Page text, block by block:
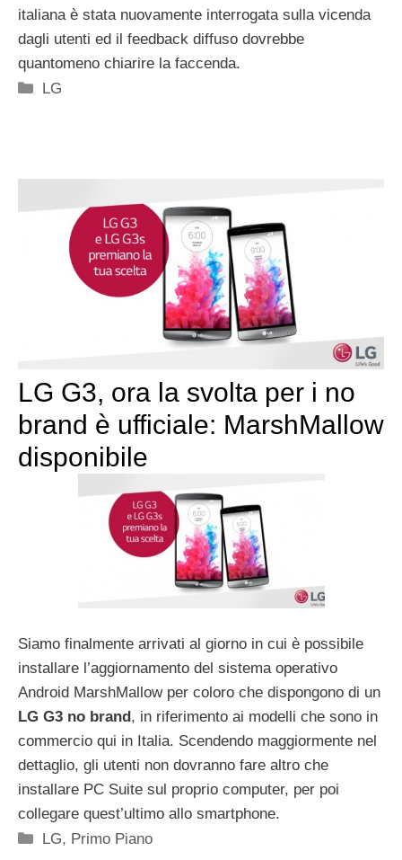
italiana è stata nuovamente interrogata sulla vicenda
dagli utenti ed il feedback diffuso dovrebbe
quantomeno chiarire la faccenda.
Categorie
LG
LG G3, ora la svolta per i no
brand è ufficiale: MarshMallow
disponibile
Siamo finalmente arrivati al giorno in cui è possibile
installare l’aggiornamento del sistema operativo
Android MarshMallow per coloro che dispongono di un
LG G3 no brand, in riferimento ai modelli che sono in
commercio qui in Italia. Scendendo maggiormente nel
dettaglio, gli utenti non dovranno fare altro che
installare PC Suite sul proprio computer, per poi
collegare quest’ultimo allo smartphone.
Categorie
LG, Primo Piano